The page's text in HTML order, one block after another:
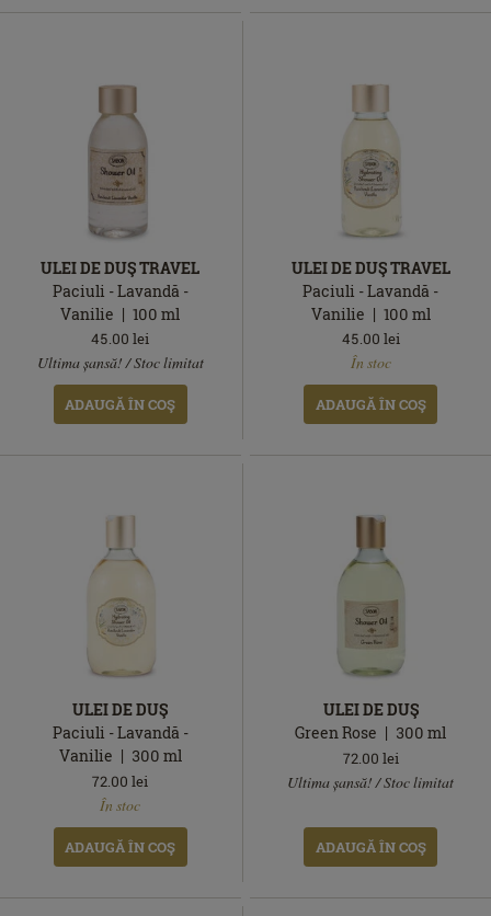
ULEI DE DUŞ TRAVEL
Paciuli - Lavandă -
Vanilie
100ml
stoc
45.00 lei
Ultima șansă! / Stoc limitat
ADAUGĂ ÎN COŞ
ULEI DE DUŞ TRAVEL
Paciuli - Lavandă -
Vanilie
100 ml
45.00 lei
În stoc
ADAUGĂ ÎN COŞ
ULEI DE DUŞ
Paciuli - Lavandă -
Vanilie
300 ml
72.00 lei
În stoc
ADAUGĂ ÎN COŞ
ULEI DE DUŞ
Green Rose
300ml
stoc
72.00 lei
Ultima șansă! / Stoc limitat
ADAUGĂ ÎN COŞ